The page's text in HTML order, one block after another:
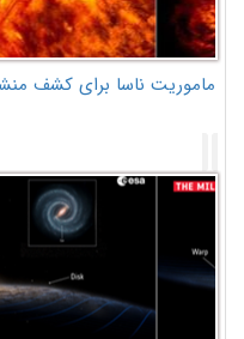
ماموریت ناسا برای کشف